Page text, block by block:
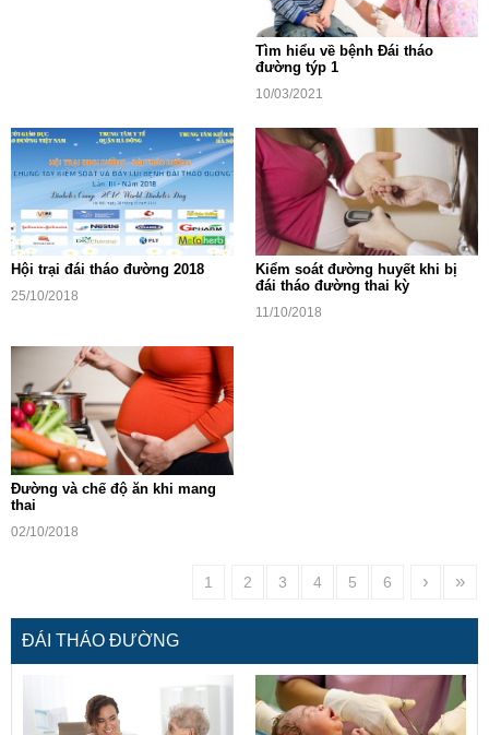
Tìm hiểu về bệnh Đái tháo
đường týp 1
10/03/2021
Hội trại đái tháo đường 2018
25/10/2018
Kiểm soát đường huyết khi bị
đái tháo đường thai kỳ
11/10/2018
Ðường và chế độ ăn khi mang
thai
02/10/2018
1 2 3 4 5 6 › »
ĐÁI THÁO ĐƯỜNG